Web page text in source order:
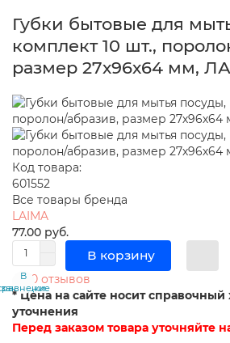
Губки бытовые для
комплект 10 шт.,
размер 27х96х64 мм,
Код товара:
601552
Все товары бренда
LAIMA
77.00 руб.
В корзину
В
закладки
В 0 отзывов
* Цена на сайте носит справочный
уточнения
Перед заказом товара уточняйте